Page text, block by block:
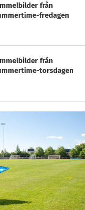
från
fredagen
från
torsdagen